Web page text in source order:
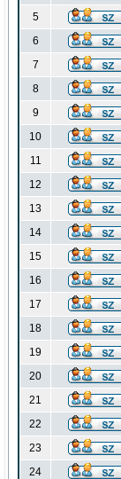
5
6
7
8
9
10
11
12
13
14
15
16
17
18
19
20
21
22
23
24